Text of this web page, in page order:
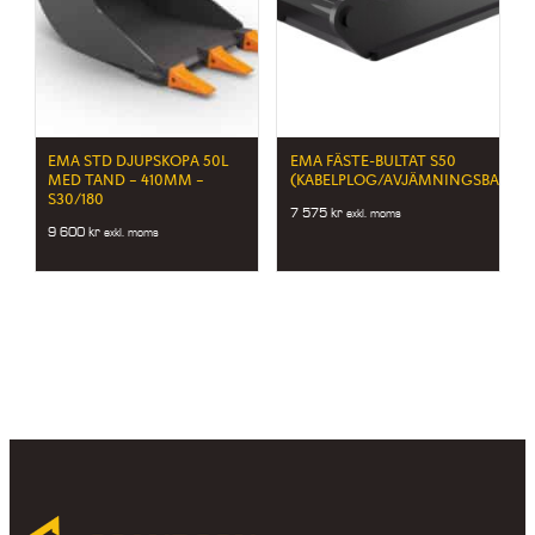
EMA STD DJUPSKOPA 50L
MED TAND – 410MM –
S30/180
9 600kr exkl. moms
EMA FÄSTE-BULTAT S50
(KABELPLOG/AVJÄMNINGSBALK)
7 575 kr exkl. moms